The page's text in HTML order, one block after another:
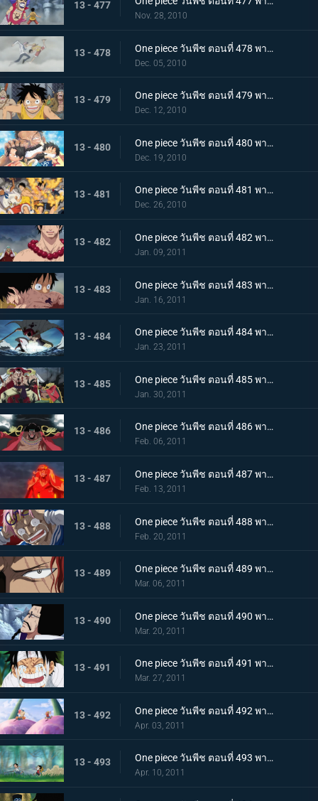
13 - 477
Nov. 28, 2010
13 - 478 One piece วันพีช ตอนที่ 478 พากย์ไทย เพื่อคำสัญญา!! การปะทะของ ลูฟี่ กับ โคบี้
Dec. 05, 2010
13 - 479 One piece วันพีช ตอนที่ 479 พากย์ไทย แท่นประหารอยู่แค่เอื้อม! ทางไปหาเอสเปิดออกแล้ว!!
Dec. 12, 2010
13 - 480 One piece วันพีช ตอนที่ 480 พากย์ไทย บนเส้นทางที่แตกต่างกัน! ลูฟี่ ปะทะ การ์ป
Dec. 19, 2010
13 - 481 One piece วันพีช ตอนที่ 481 พากย์ไทย ช่วยเอสสำเร็จ!!! คำสั่งสุดท้ายของหนวดขาว!
Dec. 26, 2010
13 - 482 One piece วันพีช ตอนที่ 482 พากย์ไทย พลังที่แผดเผาได้แม้แต่ไฟ การไล่ล่าอย่างโหดเหี้ยมของอาคาอินุ
Jan. 09, 2011
13 - 483 One piece วันพีช ตอนที่ 483 พากย์ไทย ตามหาคำตอบ เอสหมัดอัคคีตายในสนามรบ
Jan. 16, 2011
13 - 484 One piece วันพีช ตอนที่ 484 พากย์ไทย ศูนย์ใหญ่พินาศ! ความโกรธของหนวดขาวที่ไร้ซึ่งคำพูดใดๆ!
Jan. 23, 2011
13 - 485 One piece วันพีช ตอนที่ 485 พากย์ไทย สะสางความแค้น หนวดขาว ปะทะ กลุ่มโจรสลัดหนวดดำ
Jan. 30, 2011
13 - 486 One piece วันพีช ตอนที่ 486 พากย์ไทย โชว์เริ่มเปิดม่าน! แผนร้ายของหนวดดำที่ถูกเปิดเผย!
Feb. 06, 2011
13 - 487 One piece วันพีช ตอนที่ 487 พากย์ไทย ทิฐิของอาคาอินุ! หมัดแม็กม่าที่พุ่งใส่ลูฟี่!
Feb. 13, 2011
13 - 488 One piece วันพีช ตอนที่ 488 พากย์ไทย เสียงร้องตะโกนสุดชีวิต! ชั่วขณะที่ความกล้าได้เปลี่ยนแปลงชะตากรรม!
Feb. 20, 2011
13 - 489 One piece วันพีช ตอนที่ 489 พากย์ไทย แซงคูสปรากฏตัว! จุดสิ้นสุดของมหาสงคราม
Mar. 06, 2011
13 - 490 One piece วันพีช ตอนที่ 490 พากย์ไทย เปิดศึกชิงอำนาจ! การเริ่มต้นของยุคสมัยใหม่!
Mar. 20, 2011
13 - 491 One piece วันพีช ตอนที่ 491 พากย์ไทย ขึ้นสู่เกาะสตรี ! ความจริงอันโหดร้ายที่โถมใส่ลูฟี่
Mar. 27, 2011
13 - 492 One piece วันพีช ตอนที่ 492 พากย์ไทย ตอนพิเศษ! ลูฟี่และโทริโกะ! เทียบท่า,เกาะนักชิม นักล่าอาหาร โทริโกะ ปรากฏตัว
Apr. 03, 2011
13 - 493 One piece วันพีช ตอนที่ 493 พากย์ไทย ลูฟี่กับเอส เรื่องราวการพบกันของพี่น้องทั้งสอง!
Apr. 10, 2011